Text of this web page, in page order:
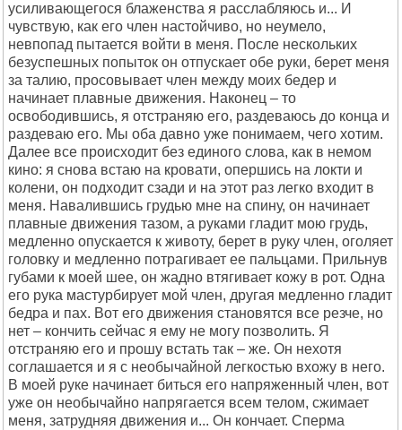
усиливающегося блаженства я расслабляюсь и... И
чувствую, как его член настойчиво, но неумело,
невпопад пытается войти в меня. После нескольких
безуспешных попыток он отпускает обе руки, берет меня
за талию, просовывает член между моих бедер и
начинает плавные движения. Наконец – то
освободившись, я отстраняю его, раздеваюсь до конца и
раздеваю его. Мы оба давно уже понимаем, чего хотим.
Далее все происходит без единого слова, как в немом
кино: я снова встаю на кровати, опершись на локти и
колени, он подходит сзади и на этот раз легко входит в
меня. Навалившись грудью мне на спину, он начинает
плавные движения тазом, а руками гладит мою грудь,
медленно опускается к животу, берет в руку член, оголяет
головку и медленно потрагивает ее пальцами. Прильнув
губами к моей шее, он жадно втягивает кожу в рот. Одна
его рука мастурбирует мой член, другая медленно гладит
бедра и пах. Вот его движения становятся все резче, но
нет – кончить сейчас я ему не могу позволить. Я
отстраняю его и прошу встать так – же. Он нехотя
соглашается и я с необычайной легкостью вхожу в него.
В моей руке начинает биться его напряженный член, вот
уже он необычайно напрягается всем телом, сжимает
меня, затрудняя движения и... Он кончает. Сперма